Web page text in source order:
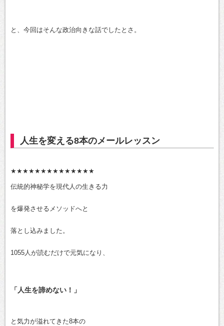
と、今回はそんな政治向きな話でしたとさ。
人生を変える8本のメールレッスン
★★★★★★★★★★★★★★
伝統的神秘学を現代人の生きる力
を爆発させるメソッドへと
落とし込みました。
1055人が読むだけで元気になり、
「人生を諦めない！」
と気力が溢れてきた8本の